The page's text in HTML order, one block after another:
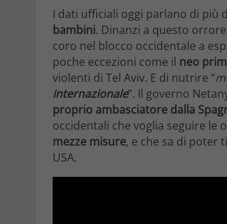
I dati ufficiali oggi parlano di più
bambini. Dinanzi a questo
coro nel blocco occidentale a
poche eccezioni come il neo
violenti di Tel Aviv. E di nutrire “
internazionale”. Il governo
proprio ambasciatore dalla
occidentali che voglia seguire le
mezze misure, e che sa di poter
USA.